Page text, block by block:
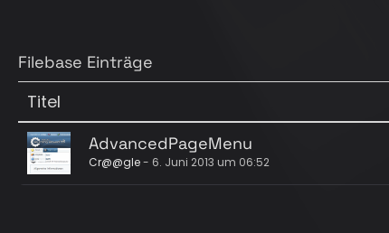
Filebase Einträge
Titel
AdvancedPageMenu
Cr@@gle- 6. Juni 2013 um 06:52